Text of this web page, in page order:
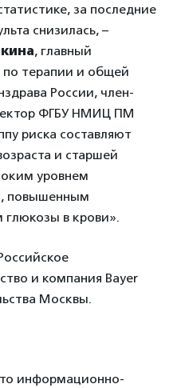
за последние
снизилась, –
, главный
терапии и общей
России, член-
ФГБУ НМИЦ ПМ
риска составляют
и старшей
уровнем
повышенным
глюкозы в крови».
и компания Bayer
Москвы.
информационно-